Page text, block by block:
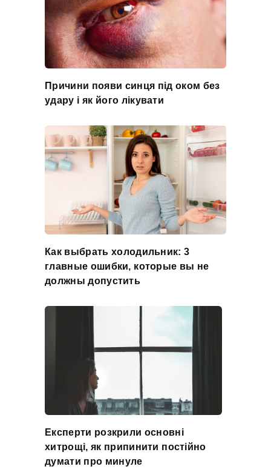
Причини появи синця під оком без
удару і як його лікувати
Как выбрать холодильник: 3
главные ошибки, которые вы не
должны допустить
Експерти розкрили основні
хитрощі, як припинити постійно
думати про минуле